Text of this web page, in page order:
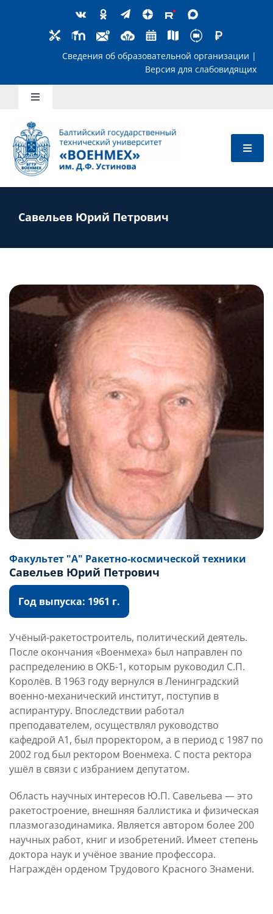
Сведения об образовательной
Toggle
Школьникам
Абитуриентам
Преподавателям
Слушателям
Партнерам
Савельев Юрий Петрович
Факультет "А" Ракетно-космической техники
Савельев Юрий Петрович
Год выпуска: 1961 г.
Учёный-ракетостроитель, политический деятель.
После окончания «Военмеха» был направлен по
распределению в ОКБ-1, которым руководил С.П.
Королёв. В 1963 году вернулся в Ленинградский
военно-механический институт, поступив в
аспирантуру. Впоследствии работал
преподавателем, осуществлял руководство
кафедрой А1, был проректором, а в период с 1987 по
2002 год был ректором Военмеха. С поста ректора
ушёл в связи с избранием депутатом.
Область научных интересов Ю.П. Савельева — это
ракетостроение, внешняя баллистика и физическая
плазмогазодинамика. Является автором более 200
научных работ, книг и изобретений. Имеет степень
доктора наук и учёное звание профессора.
Награждён орденом Трудового Красного Знамени.